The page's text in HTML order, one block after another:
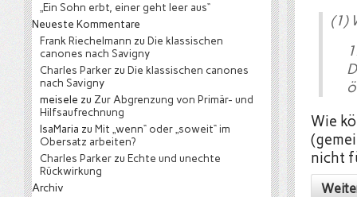
(1)
Wie
nicht
„Ein Sohn erbt, einer geht leer aus“
Neueste Kommentare
Frank Riechelmann zu Die klassischen
canones nach Savigny
Charles Parker zu Die klassischen canones
nach Savigny
meisele zu Zur Abgrenzung von Primär- und
Hilfsaufrechnung
IsaMaria zu Mit „wenn“ oder „soweit“ im
Obersatz arbeiten?
Charles Parker zu Echte und unechte
Rückwirkung
Archiv